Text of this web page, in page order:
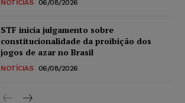
NOTÍCIAS 06/08/2026
STF inicia julgamento sobre
constitucionalidade da proibição dos
jogos de azar no Brasil
NOTÍCIAS 06/08/2026